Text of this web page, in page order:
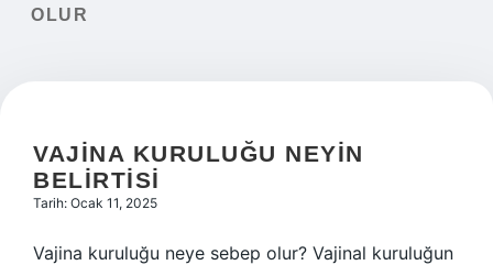
OLUR
VAJINA KURULUĞU NEYIN
BELIRTISI
Tarih: Ocak 11, 2025
Vajina kuruluğu neye sebep olur? Vajinal kuruluğun